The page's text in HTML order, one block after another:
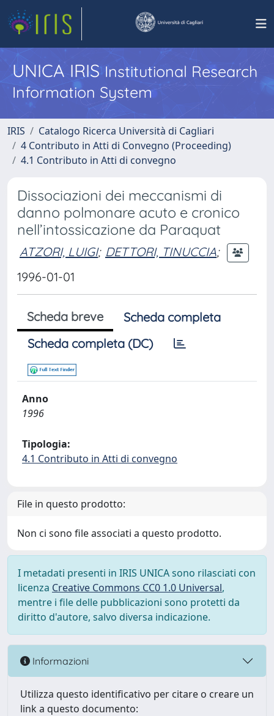
UNICA IRISInstitutional Research
Information System
IRIS
Catalogo Ricerca Università di Cagliari
4 Contributo in Atti di Convegno (Proceeding)
4.1 Contributo in Atti di convegno
Dissociazioni dei meccanismi di
danno polmonare acuto e cronico
nell’intossicazione da Paraquat
ATZORI, LUIGI; DETTORI, TINUCCIA;
1996-01-01
Scheda breve
Scheda completa
Scheda completa (DC)
Anno
1996
Tipologia:
4.1 Contributo in Atti di convegno
File in questo prodotto:
Non ci sono file associati a questo prodotto.
I metadati presenti in IRIS UNICA sono rilasciati con
licenza Creative Commons CC0 1.0 Universal,
mentre i file delle pubblicazioni sono protetti da
diritto d'autore, salvo diversa indicazione.
Informazioni
Utilizza questo identificativo per citare o creare un
link a questo documento: